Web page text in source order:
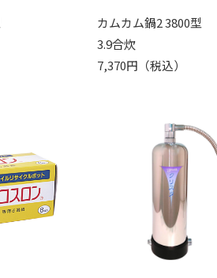
カムカム鍋2 3800型
3.9合炊
7,370円（税込）